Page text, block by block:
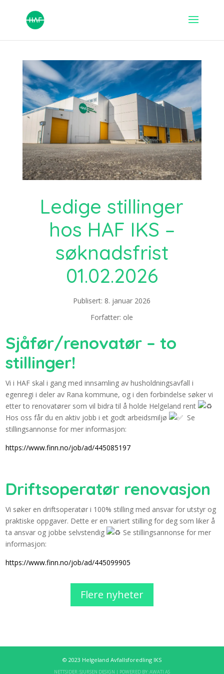
Ledige stillinger
hos HAF IKS –
søknadsfrist
01.02.2026
Publisert: 8. januar 2026
Forfatter: ole
Sjåfør/renovatør – to
stillinger!
Vi i HAF skal i gang med innsamling av husholdningsavfall i
egenregi i deler av Rana kommune, og i den forbindelse søker vi
etter to renovatører som vil bidra til å holde Helgeland rent
Hos oss får du en aktiv jobb i et godt arbeidsmiljø
Se
stillingsannonse for mer informasjon:
https://www.finn.no/job/ad/445085197
Driftsoperatør renovasjon
Vi søker en driftsoperatør i 100% stilling med ansvar for utstyr og
praktiske oppgaver. Dette er en variert stilling for deg som liker å
ta ansvar og jobbe selvstendig
Se stillingsannonse for mer
informasjon:
https://www.finn.no/job/ad/445099905
Flere nyheter
© 2023 Helgeland Avfallsforedling IKS
NETTSIDER:SJURSEN DESIGN | POWERED BY:AWATI AS